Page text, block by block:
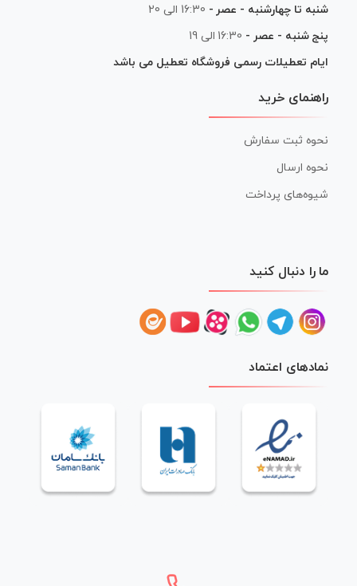
شنبه تا چهارشنبه - عصر - 16:30 الی 20
پنج شنبه - عصر - 16:30 الی 19
ایام تعطیلات رسمی فروشگاه تعطیل می باشد
راهنمای خرید
نحوه ثبت سفارش
نحوه ارسال
شیوه‌های پرداخت
ما را دنبال کنید
نمادهای اعتماد